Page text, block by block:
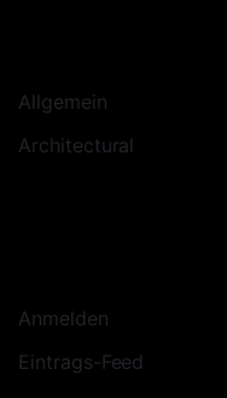
Allgemein
Architectural
Anmelden
Eintrags-Feed